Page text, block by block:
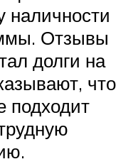
наличности
Отзывы
долги на
что
подходит